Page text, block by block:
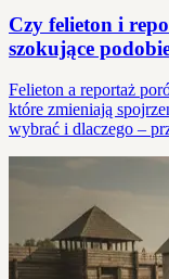
Czy felieton i
szokujące
Felieton a reportaż
które zmieniają
wybrać i dlaczego –